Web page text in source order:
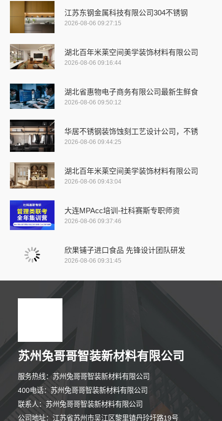
江苏东钢金属科技有限公司304不锈钢
2026-08-06 09:27:15
湖北百年米莱空间美学装饰材料有限公司
2026-08-06 09:16:44
湖北省惠物电子商务有限公司最新生鲜食
2026-08-06 09:50:12
华居不锈钢装饰蚀刻工艺设计公司，不锈
2026-08-06 09:44:25
湖北百年米莱空间美学装饰材料有限公司
2026-08-06 09:43:04
大连MPAcc培训-社科赛斯专职师资
2026-08-06 09:37:46
欣果铺子进口食品 先锋设计团队研发
2026-08-06 09:31:45
苏州兔哥哥智装新材料有限公司
服务热线：苏州兔哥哥智装新材料有限公司
400电话：苏州兔哥哥智装新材料有限公司
联系人：苏州兔哥哥智装新材料有限公司
公司地址：江苏省苏州市吴江区黎里镇丹玲圩路19号